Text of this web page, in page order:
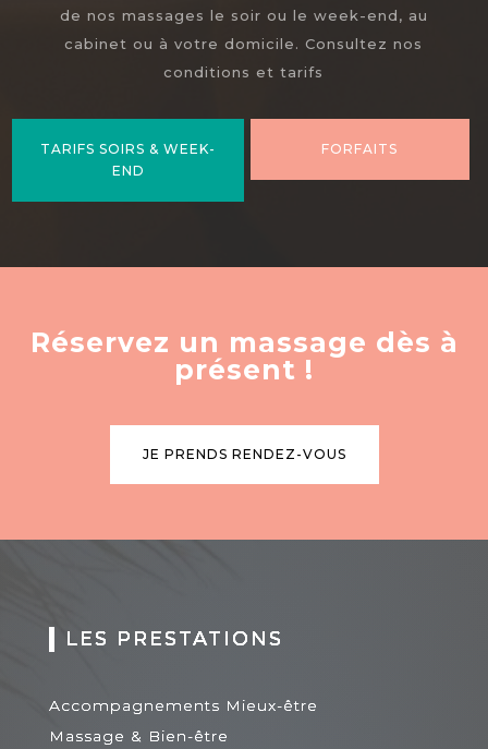
de nos massages le soir ou le week-end, au
cabinet ou à votre domicile. Consultez nos
conditions et tarifs
TARIFS SOIRS & WEEK-
END
FORFAITS
Réservez un massage dès à
présent !
JE PRENDS RENDEZ-VOUS
LES PRESTATIONS
Accompagnements Mieux-être
Massage & Bien-être